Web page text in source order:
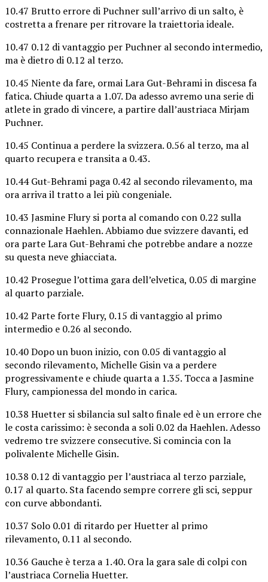
10.47 Brutto errore di Puchner sull’arrivo di un salto, è
costretta a frenare per ritrovare la traiettoria ideale.
10.47 0.12 di vantaggio per Puchner al secondo intermedio,
ma è dietro di 0.12 al terzo.
10.45 Niente da fare, ormai Lara Gut-Behrami in discesa fa
fatica. Chiude quarta a 1.07. Da adesso avremo una serie di
atlete in grado di vincere, a partire dall’austriaca Mirjam
Puchner.
10.45 Continua a perdere la svizzera. 0.56 al terzo, ma al
quarto recupera e transita a 0.43.
10.44 Gut-Behrami paga 0.42 al secondo rilevamento, ma
ora arriva il tratto a lei più congeniale.
10.43 Jasmine Flury si porta al comando con 0.22 sulla
connazionale Haehlen. Abbiamo due svizzere davanti, ed
ora parte Lara Gut-Behrami che potrebbe andare a nozze
su questa neve ghiacciata.
10.42 Prosegue l’ottima gara dell’elvetica, 0.05 di margine
al quarto parziale.
10.42 Parte forte Flury, 0.15 di vantaggio al primo
intermedio e 0.26 al secondo.
10.40 Dopo un buon inizio, con 0.05 di vantaggio al
secondo rilevamento, Michelle Gisin va a perdere
progressivamente e chiude quarta a 1.35. Tocca a Jasmine
Flury, campionessa del mondo in carica.
10.38 Huetter si sbilancia sul salto finale ed è un errore che
le costa carissimo: è seconda a soli 0.02 da Haehlen. Adesso
vedremo tre svizzere consecutive. Si comincia con la
polivalente Michelle Gisin.
10.38 0.12 di vantaggio per l’austriaca al terzo parziale,
0.17 al quarto. Sta facendo sempre correre gli sci, seppur
con curve abbondanti.
10.37 Solo 0.01 di ritardo per Huetter al primo
rilevamento, 0.11 al secondo.
10.36 Gauche è terza a 1.40. Ora la gara sale di colpi con
l’austriaca Cornelia Huetter.